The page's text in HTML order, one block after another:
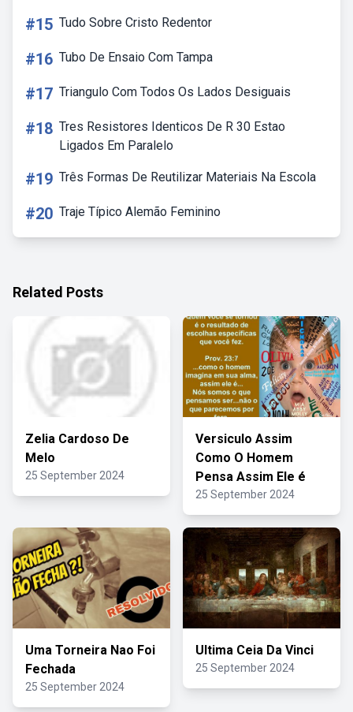
#15 Tudo Sobre Cristo Redentor
#16 Tubo De Ensaio Com Tampa
#17 Triangulo Com Todos Os Lados Desiguais
#18 Tres Resistores Identicos De R 30 Estao
Ligados Em Paralelo
#19 Três Formas De Reutilizar Materiais Na Escola
#20 Traje Típico Alemão Feminino
Related Posts
Zelia Cardoso De
Melo
25 September 2024
Versiculo Assim
Como O Homem
Pensa Assim Ele é
25 September 2024
Uma Torneira Nao Foi
Fechada
25 September 2024
Ultima Ceia Da Vinci
25 September 2024